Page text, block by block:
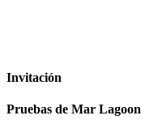
Invitación
Pruebas de Mar Lagoon